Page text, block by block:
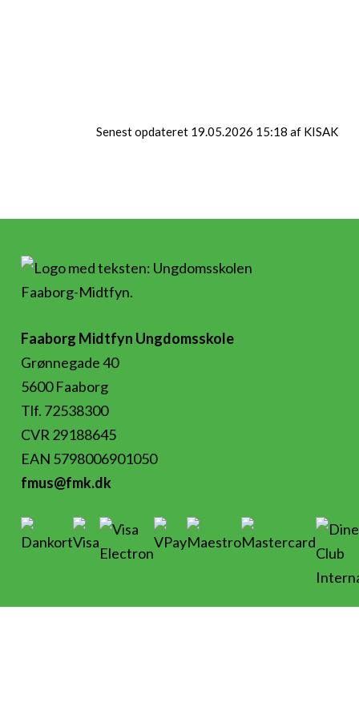
Senest opdateret 19.05.2026 15:18 af KISAK
Faaborg Midtfyn Ungdomsskole
Grønnegade 40
5600 Faaborg
Tlf. 72538300
CVR 29188645
EAN 5798006901050
fmus@fmk.dk